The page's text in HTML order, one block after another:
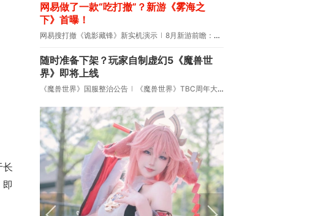
长
网易做了一款“吃打撤”？新游《雾海之
下》首曝！
网易搜打撤《诡影藏锋》新实机演示 8月新游前瞻：《诡秘之主》领衔
随时准备下架？玩家自制虚幻5《魔兽世
界》即将上线
《魔兽世界》国服整治公告 《魔兽世界》TBC周年大更：双经典团本回归！